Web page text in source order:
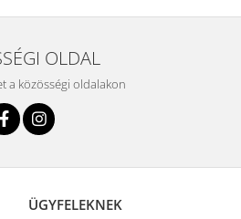
OLDAL
a közösségi oldalakon
ÜGYFELEKNEK